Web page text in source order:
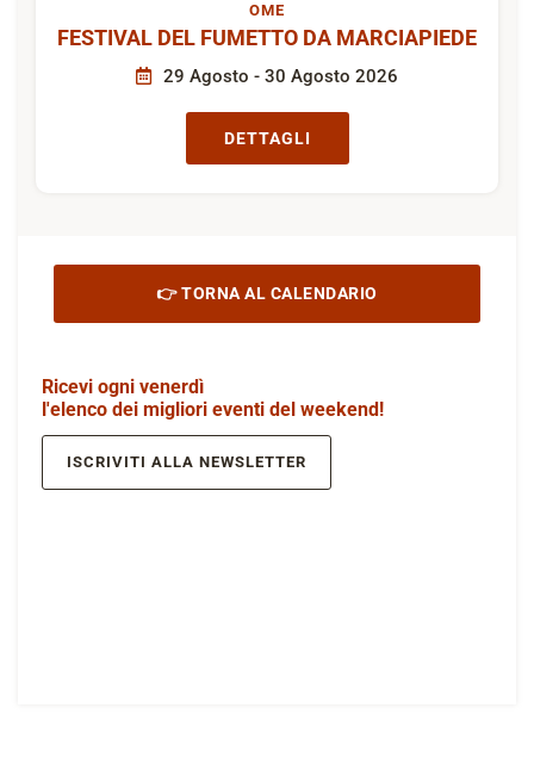
OME
FESTIVAL DEL FUMETTO DA MARCIAPIEDE
29 Agosto - 30 Agosto 2026
DETTAGLI
👉 TORNA AL CALENDARIO
Ricevi ogni venerdì
l'elenco dei migliori eventi del weekend!
ISCRIVITI ALLA NEWSLETTER